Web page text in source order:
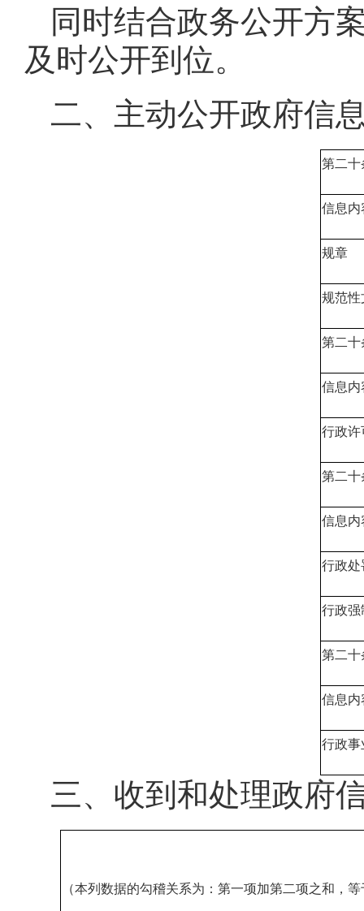
同时结合政务公开方
及时公开到位。
二、主动公开政府信
第二十
信息内
规章
规范性
第二十
信息内
行政许
第二十
信息内
行政处
行政强
第二十
信息内
行政事
三、收到和处理政府
（本列数据的勾稽关系为：第一项加第二项之和，